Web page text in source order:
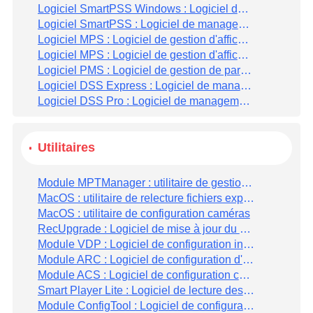
Logiciel SmartPSS Windows : Logiciel de management vidéo (32 bits, nouvelle version)
Logiciel SmartPSS : Logiciel de management vidéo (32 bits, version stable)
Logiciel MPS : Logiciel de gestion d'affichage publicitaire V2019
Logiciel MPS : Logiciel de gestion d'affichage publicitaire
Logiciel PMS : Logiciel de gestion de parking
Logiciel DSS Express : Logiciel de management vidéo Dahua simplifié (V8, 32 bits)
Logiciel DSS Pro : Logiciel de management vidéo Dahua (V8, 64 bits)
Utilitaires
Module MPTManager : utilitaire de gestion des caméras MPT
MacOS : utilitaire de relecture fichiers export vidéos
MacOS : utilitaire de configuration caméras
RecUpgrade : Logiciel de mise à jour du NKB1000
Module VDP : Logiciel de configuration interphonie
Module ARC : Logiciel de configuration d'alarme
Module ACS : Logiciel de configuration controle d'accès
Smart Player Lite : Logiciel de lecture des fichier vidéo DAHUA au format.DAV
Module ConfigTool : Logiciel de configuration caméras / enregistreurs vidéos